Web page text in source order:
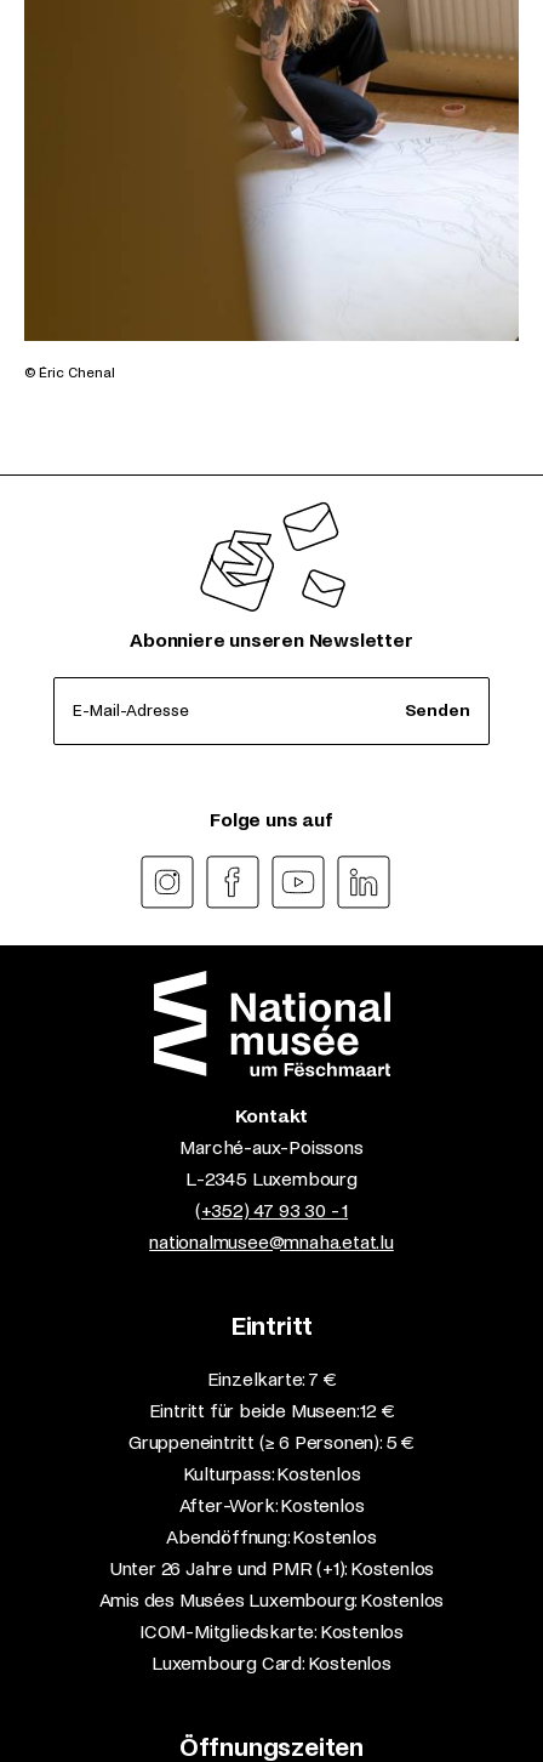
© Éric Chenal
Abonniere unseren Newsletter
E-Mail-Adresse Senden
Folge uns auf
Kontakt
Marché-aux-Poissons
L-2345 Luxembourg
(+352) 47 93 30 - 1
nationalmusee@mnaha.etat.lu
Eintritt
Einzelkarte: 7 €​
Eintritt für beide Museen: 12 €​
Gruppeneintritt (≥ 6 Personen): 5 €​
Kulturpass: Kostenlos​
After-Work: Kostenlos​
Abendöffnung: Kostenlos​
Unter 26 Jahre und PMR (+1): Kostenlos​
Amis des Musées Luxembourg: Kostenlos​
ICOM-Mitgliedskarte: Kostenlos​
Luxembourg Card: Kostenlos
Öffnungszeiten